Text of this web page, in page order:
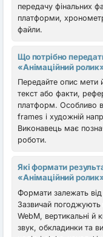
передачу фінальних
платформи,
файли.
Що потрібно
«Анімаційний
Передайте опис мети
текст або факти,
платформ. Особливо
frames і художній
Виконавець має
роботи.
Які формати
«Анімаційний
Формати залежать
Зазвичай погоджують
WebM, вертикальні й
звук, обкладинки та